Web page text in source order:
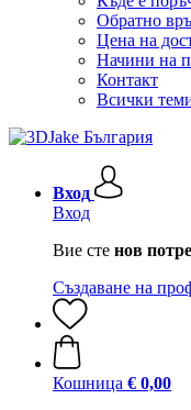
Обратно
Цена на
Начини на
Контакт
Всички
Вход
Вход
Вие сте нов
Създаване на
Кошница € 0,00